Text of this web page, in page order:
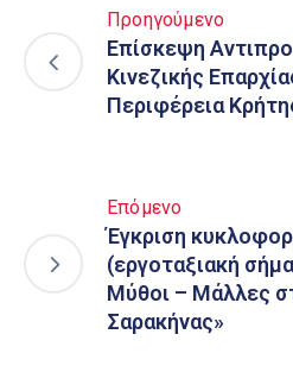
Προηγούμενο
Επίσκεψη
Κινεζικής
Περιφέρεια
Επόμενο
Έγκριση
(εργοταξιακή
Μύθοι – Μάλλες
Σαρακήνας»